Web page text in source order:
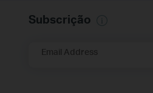
Subscrição
Email Address